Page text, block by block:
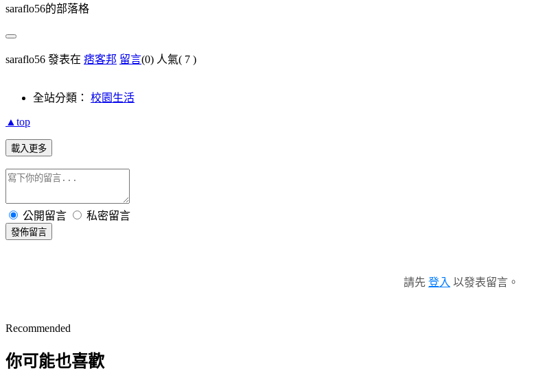
saraflo56的部落格
saraflo56 發表在 痞客邦 留言(0) 人氣( 7 )
全站分類： 校園生活
▲top
載入更多
公開留言 私密留言
發佈留言
請先 登入 以發表留言。
Recommended
你可能也喜歡